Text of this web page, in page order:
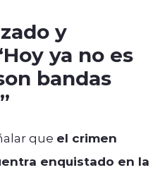
y
ya no es
bandas
que el crimen
enquistado en la